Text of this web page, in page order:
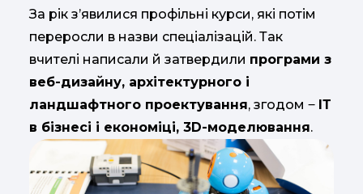
За рік з’явилися профільні курси, які потім
переросли в назви спеціалізацій. Так
вчителі написали й затвердили програми з
веб-дизайну, архітектурного і
ландшафтного проектування, згодом ‒ ІТ
в бізнесі і економіці, 3D-моделювання.